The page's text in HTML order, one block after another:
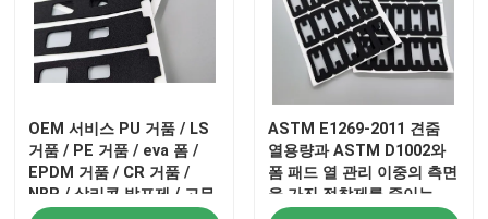
비디오
우리 에 관한 것
OEM 서비스 PU 거품 / LS
거품 / PE 거품 / eva 폼 /
EPDM 거품 / CR 거품 /
NBR / 살리콘 발포제 / 고무
ASTM E1269-2011 견줌
열용량과 ASTM D1002와
폼 패드 열 관리 이중의 측면
을 가진 접착제를 줄이는